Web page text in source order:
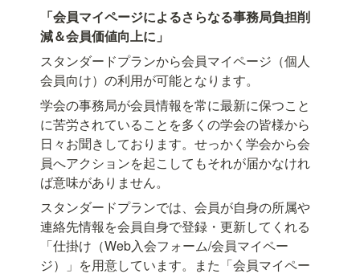
「会員マイページによるさらなる事務局負担削
減＆会員価値向上に」
スタンダードプランから会員マイページ（個人
会員向け）の利用が可能となります。
学会の事務局が会員情報を常に最新に保つこと
に苦労されていることを多くの学会の皆様から
日々お聞きしております。せっかく学会から会
員へアクションを起こしてもそれが届かなけれ
ば意味がありません。
スタンダードプランでは、会員が自身の所属や
連絡先情報を会員自身で登録・更新してくれる
「仕掛け（Web入会フォーム/会員マイペー
ジ）」を用意しています。また「会員マイペー